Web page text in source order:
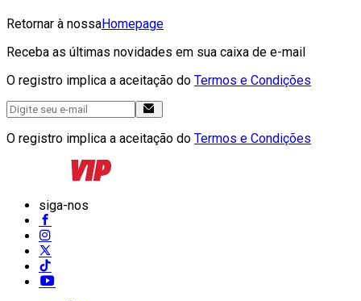
Retornar à nossaHomepage
Receba as últimas novidades em sua caixa de e-mail
O registro implica a aceitação do Termos e Condições
O registro implica a aceitação do Termos e Condições
siga-nos